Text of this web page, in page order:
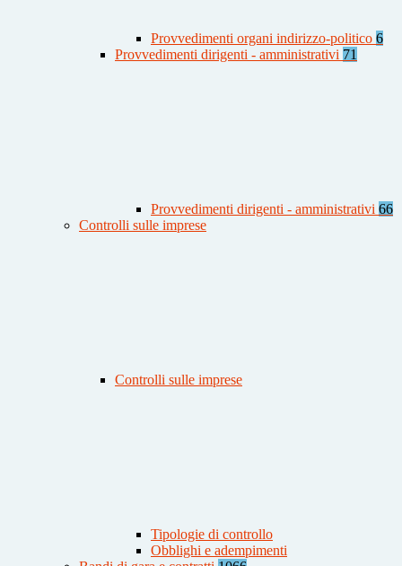
Provvedimenti organi indirizzo-politico 6
Provvedimenti dirigenti - amministrativi 71
Provvedimenti dirigenti - amministrativi 66
Controlli sulle imprese
Controlli sulle imprese
Tipologie di controllo
Obblighi e adempimenti